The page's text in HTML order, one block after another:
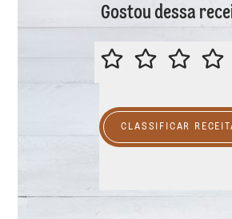
Gostou dessa
CLASSIFICAR